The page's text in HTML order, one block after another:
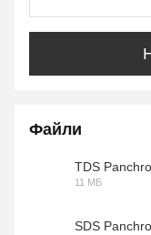
Файли
TDS
11 МБ
SDS